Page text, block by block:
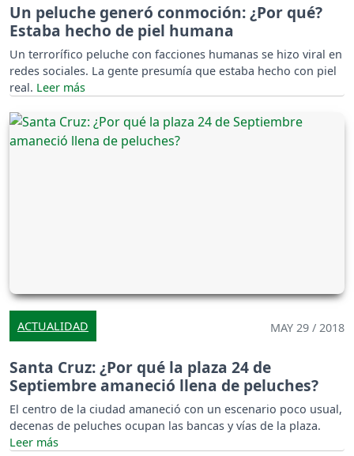
Un peluche generó conmoción: ¿Por qué?
Estaba hecho de piel humana
Un terrorífico peluche con facciones humanas se hizo viral en
redes sociales. La gente presumía que estaba hecho con piel
real.
ACTUALIDAD MAY 29 / 2018
Santa Cruz: ¿Por qué la plaza 24 de
Septiembre amaneció llena de peluches?
El centro de la ciudad amaneció con un escenario poco usual,
decenas de peluches ocupan las bancas y vías de la plaza.